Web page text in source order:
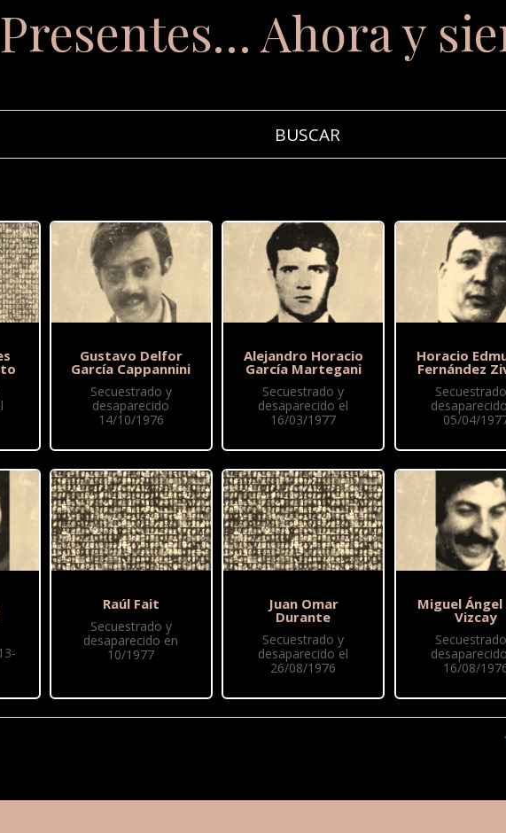
Presentes… Ahora y
Gustavo Delfor
García Cappannini
Secuestrado y
desaparecido
14/10/1976
Raúl Fait
Secuestrado y
desaparecido en
10/1977
Alejandro Horacio
García Martegani
Secuestrado y
desaparecido el
16/03/1977
Juan Omar
Durante
Secuestrado y
desaparecido el
26/08/1976
Horacio
Fernández
05/04/
Miguel Ángel
Vizcay
16/08/